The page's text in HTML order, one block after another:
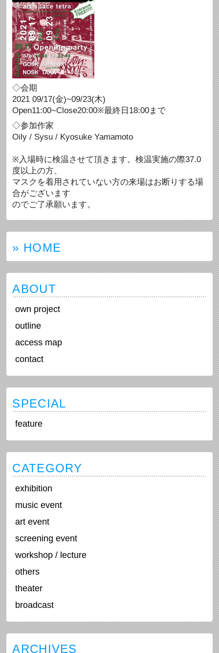
◇会期
2021 09/17(金)~09/23(木)
Open11:00~Close20:00※最終日18:00まで
◇参加作家
Oily / Sysu / Kyosuke Yamamoto
※入場時に検温させて頂きます。検温実施の際37.0
度以上の方、
マスクを着用されていない方の来場はお断りする場
合がございます
のでご了承願います。
» HOME
ABOUT
own project
outline
access map
contact
SPECIAL
feature
CATEGORY
exhibition
music event
art event
screening event
workshop / lecture
others
theater
broadcast
ARCHIVES